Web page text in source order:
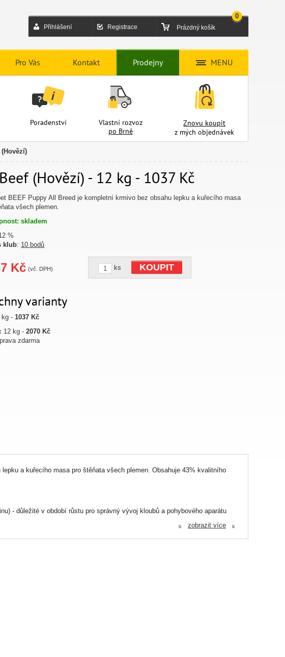
Přihlášení Registrace Prázdný košík
0
Pro Vás Kontakt Prodejny MENU
Poradenství
Vlastní rozvoz
po Brně
Znovu koupit
z mých objednávek
(Hovězí)
(Hovězí) - 12 kg - 1037 Kč
BEEF Puppy All Breed je kompletní krmivo bez obsahu lepku a kuřecího masa
všech plemen.
skladem
%
klub: 10 bodů
Kč (vč. DPH) ks KOUPIT
varianty
kg -1037 Kč
12 kg -2070 Kč
zdarma
a kuřecího masa pro štěňata všech plemen. Obsahuje 43% kvalitního
- důležité v období růstu pro správný vývoj kloubů a pohybového aparátu
« zobrazit více «